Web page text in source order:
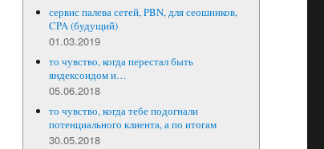
сервис палева сетей, PBN, для сеошников,
CPA (будущий)
01.03.2019
то чувство, когда перестал быть
яндексоидом и…
05.06.2018
то чувство, когда тебе подогнали
потенциального клиента, а по итогам
30.05.2018